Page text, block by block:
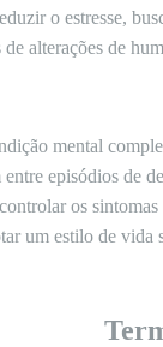
o estresse,
alterações de
mental
episódios de
os
um estilo de